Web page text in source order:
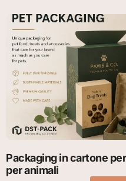
Packaging in cartone
per animali